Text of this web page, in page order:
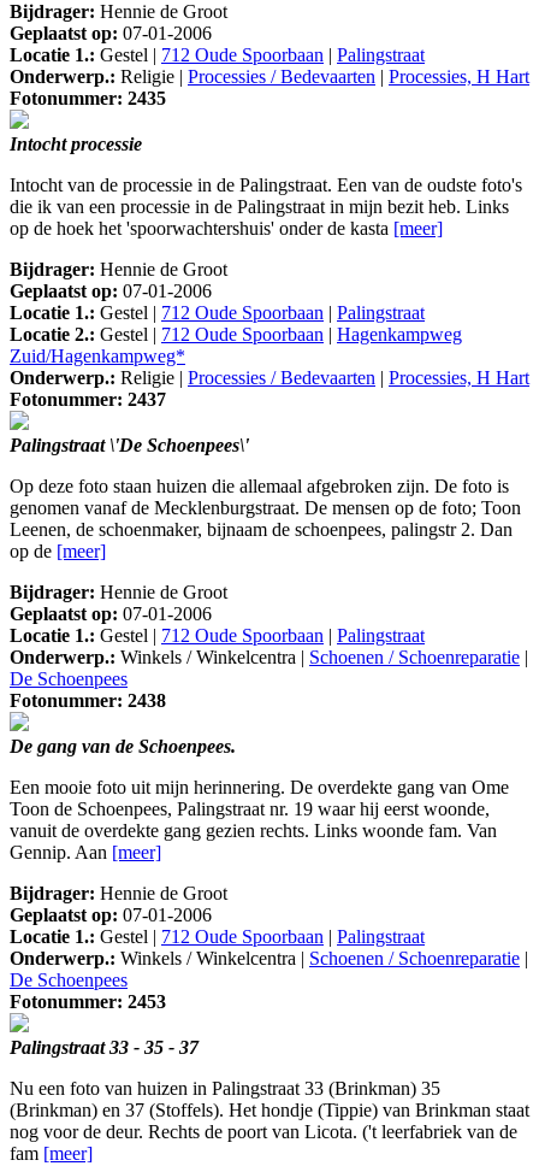
Bijdrager: Hennie de Groot
Geplaatst op: 07-01-2006
Locatie 1.: Gestel | 712 Oude Spoorbaan | Palingstraat
Onderwerp.: Religie | Processies / Bedevaarten | Processies, H Hart
Fotonummer: 2435
Intocht processie
Intocht van de processie in de Palingstraat. Een van de oudste foto's
die ik van een processie in de Palingstraat in mijn bezit heb. Links
op de hoek het 'spoorwachtershuis' onder de kasta [meer]
Bijdrager: Hennie de Groot
Geplaatst op: 07-01-2006
Locatie 1.: Gestel | 712 Oude Spoorbaan | Palingstraat
Locatie 2.: Gestel | 712 Oude Spoorbaan | Hagenkampweg
Zuid/Hagenkampweg*
Onderwerp.: Religie | Processies / Bedevaarten | Processies, H Hart
Fotonummer: 2437
Palingstraat \'De Schoenpees\'
Op deze foto staan huizen die allemaal afgebroken zijn. De foto is
genomen vanaf de Mecklenburgstraat. De mensen op de foto; Toon
Leenen, de schoenmaker, bijnaam de schoenpees, palingstr 2. Dan
op de [meer]
Bijdrager: Hennie de Groot
Geplaatst op: 07-01-2006
Locatie 1.: Gestel | 712 Oude Spoorbaan | Palingstraat
Onderwerp.: Winkels / Winkelcentra | Schoenen / Schoenreparatie |
De Schoenpees
Fotonummer: 2438
De gang van de Schoenpees.
Een mooie foto uit mijn herinnering. De overdekte gang van Ome
Toon de Schoenpees, Palingstraat nr. 19 waar hij eerst woonde,
vanuit de overdekte gang gezien rechts. Links woonde fam. Van
Gennip. Aan [meer]
Bijdrager: Hennie de Groot
Geplaatst op: 07-01-2006
Locatie 1.: Gestel | 712 Oude Spoorbaan | Palingstraat
Onderwerp.: Winkels / Winkelcentra | Schoenen / Schoenreparatie |
De Schoenpees
Fotonummer: 2453
Palingstraat 33 - 35 - 37
Nu een foto van huizen in Palingstraat 33 (Brinkman) 35
(Brinkman) en 37 (Stoffels). Het hondje (Tippie) van Brinkman staat
nog voor de deur. Rechts de poort van Licota. ('t leerfabriek van de
fam [meer]